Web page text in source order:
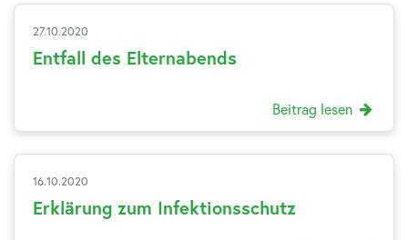
27.10.2020
Entfall des Elternabends
Beitrag lesen
16.10.2020
Erklärung zum Infektionsschutz